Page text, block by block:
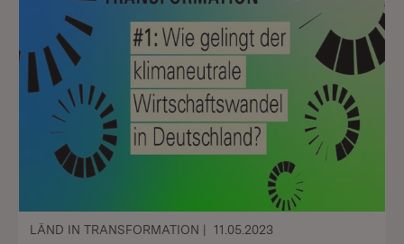
LÄND IN TRANSFORMATION 11.05.2023